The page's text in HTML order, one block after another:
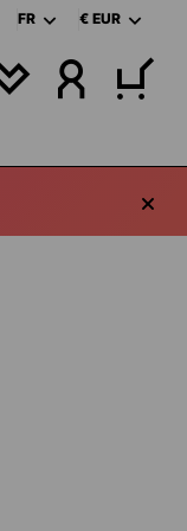
FR € EUR
VOUS AVEZ 0